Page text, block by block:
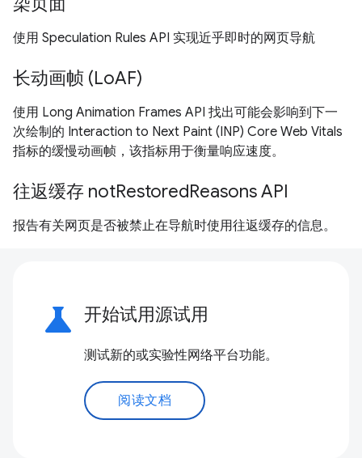
使用 Speculation Rules API 实现近乎即时的网页导航
长动画帧 (LoAF)
使用 Long Animation Frames API 找出可能会影响到下一
次绘制的 Interaction to Next Paint (INP) Core Web Vitals
指标的缓慢动画帧，该指标用于衡量响应速度。
往返缓存 notRestoredReasons API
报告有关网页是否被禁止在导航时使用往返缓存的信息。
science 开始试用源试用
测试新的或实验性网络平台功能。
阅读文档